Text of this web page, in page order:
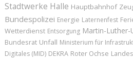
Stadtwerke Halle Hauptbahnhof
Bundespolizei Energie Laternenfest
Wetterdienst Entsorgung Martin-Luther-
Bundesrat Unfall Ministerium für
Digitales (MID) DEKRA Roter Ochse